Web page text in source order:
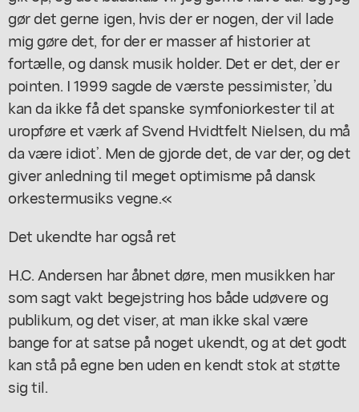
gør det gerne igen, hvis der er nogen, der vil lade
mig gøre det, for der er masser af historier at
fortælle, og dansk musik holder. Det er det, der er
pointen. I 1999 sagde de værste pessimister, ’du
kan da ikke få det spanske symfoniorkester til at
uropføre et værk af Svend Hvidtfelt Nielsen, du må
da være idiot’. Men de gjorde det, de var der, og det
giver anledning til meget optimisme på dansk
orkestermusiks vegne.«
Det ukendte har også ret
H.C. Andersen har åbnet døre, men musikken har
som sagt vakt begejstring hos både udøvere og
publikum, og det viser, at man ikke skal være
bange for at satse på noget ukendt, og at det godt
kan stå på egne ben uden en kendt stok at støtte
sig til.